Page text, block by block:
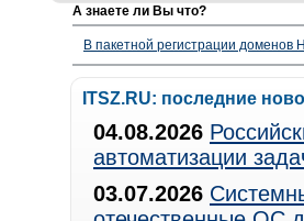
А знаете ли Вы что?
В пакетной регистрации доменов
ITSZ.RU: последние
04.08.2026
автоматизации
03.07.2026